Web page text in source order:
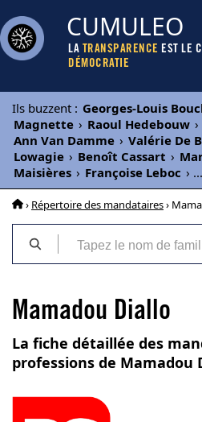
CUMULEO
LA TRANSPARENCE EST LE
DÉMOCRATIE
Ils buzzent : Georges-Louis
Magnette › Raoul Hedebouw ›
Ann Van Damme › Valérie De
Lowagie › Benoît Cassart ›
Maisières › Françoise Leboc › ...
› Répertoire des mandataires›
Mamadou Diallo
La fiche détaillée des
professions de Mamadou